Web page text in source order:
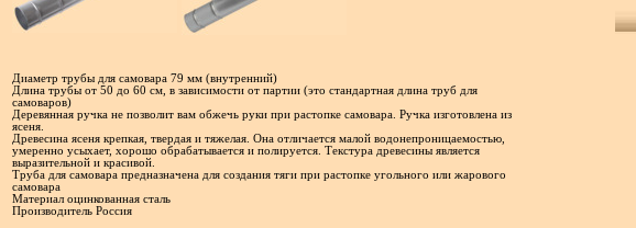
Диаметр трубы для самовара 79 мм (внутренний)
Длина трубы от 50 до 60 см, в зависимости от партии (это стандартная длина труб для
самоваров)
Деревянная ручка не позволит вам обжечь руки при растопке самовара. Ручка изготовлена из
ясеня.
Древесина ясеня крепкая, твердая и тяжелая. Она отличается малой водонепроницаемостью,
умеренно усыхает, хорошо обрабатывается и полируется. Текстура древесины является
выразительной и красивой.
Труба для самовара предназначена для создания тяги при растопке угольного или жарового
самовара
Материал оцинкованная сталь
Производитель Россия